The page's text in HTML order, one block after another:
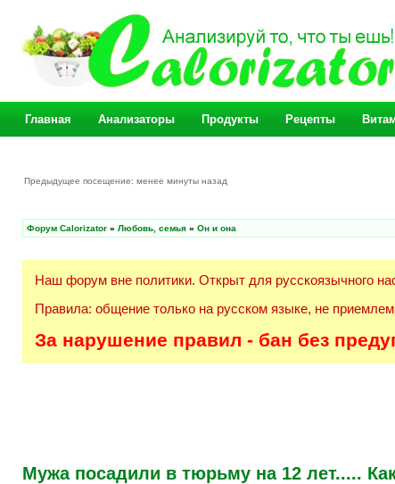
Главная Анализаторы Продукты Рецепты
Предыдущее посещение: менее минуты назад
Форум Calorizator » Любовь, семья » Он и она
Наш форум вне политики. Открыт для русскоязычного
Правила: общение только на русском языке, не
За нарушение правил - бан без
Мужа посадили в тюрьму на 12 лет.....